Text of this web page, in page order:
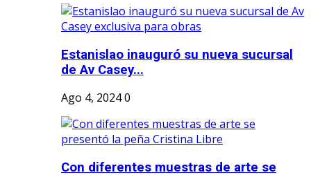
Estanislao inauguró su nueva sucursal
de Av Casey...
Ago 4, 20240
Con diferentes muestras de arte se